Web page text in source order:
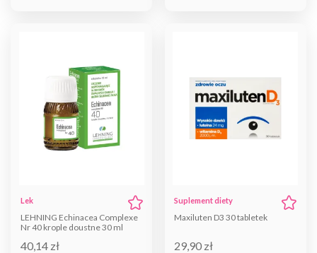
Lek
LEHNING Echinacea Complexe
Nr 40 krople doustne 30 ml
40,14 zł
Suplement diety
Maxiluten D3 30 tabletek
29,90 zł